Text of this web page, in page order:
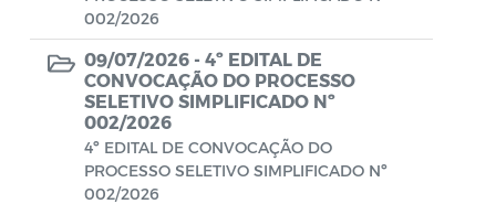
Editais
Emendas Parlamentares
Extrato de Contratos
Extrato de Inexigibilidade
002/2026
09/07/2026 - 4º EDITAL DE
CONVOCAÇÃO DO PROCESSO
SELETIVO SIMPLIFICADO Nº
002/2026
4º EDITAL DE CONVOCAÇÃO DO
PROCESSO SELETIVO SIMPLIFICADO Nº
002/2026